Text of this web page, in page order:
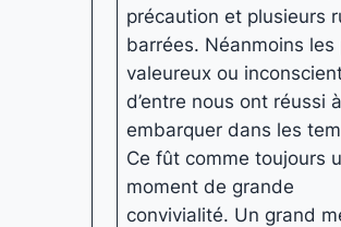
précaution et plusieurs
barrées. Néanmoins les
valeureux ou
d’entre nous ont réussi à
embarquer dans les
Ce fût comme toujours
moment de grande
convivialité. Un grand